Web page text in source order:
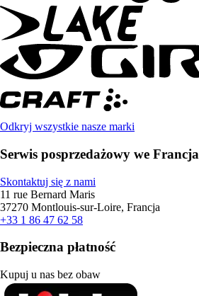
Odkryj wszystkie nasze marki
Serwis posprzedażowy we Francja
Skontaktuj się z nami
11 rue Bernard Maris
37270 Montlouis-sur-Loire, Francja
+33 1 86 47 62 58
Bezpieczna płatność
Kupuj u nas bez obaw